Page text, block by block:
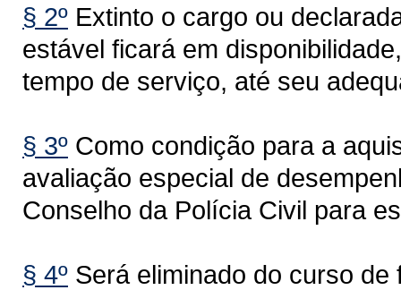
§ 2º Extinto o cargo ou
estável ficará em
tempo de serviço, até seu
§ 3º Como condição para a
avaliação especial de
Conselho da Polícia Civil para
§ 4º Será eliminado do curso